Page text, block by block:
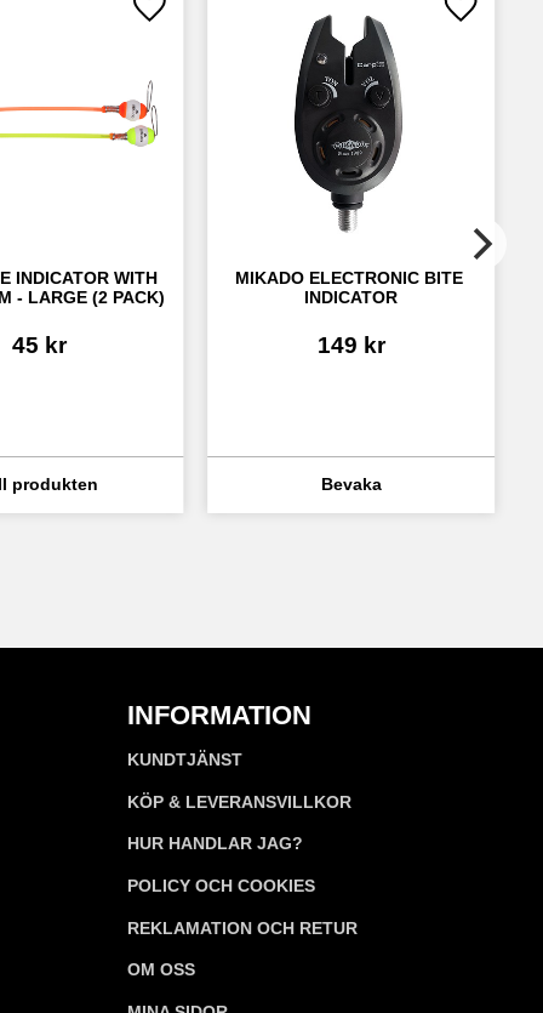
INDICATOR WITH
- LARGE (2 PACK)
45 kr
Lägg till i favoriter
MIKADO ELECTRONIC BITE
INDICATOR
149 kr
Lägg till i
INFORMATION
KUNDTJÄNST
KÖP & LEVERANSVILLKOR
HUR HANDLAR JAG?
POLICY OCH COOKIES
REKLAMATION OCH RETUR
OM OSS